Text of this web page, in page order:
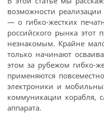
возможности
— о гибко-жестких
российского рынка этот
незнакомым. Крайне
только начинают
этом за рубежом гибко-
применяются
электроники и
коммуникации корабля,
аппарата.